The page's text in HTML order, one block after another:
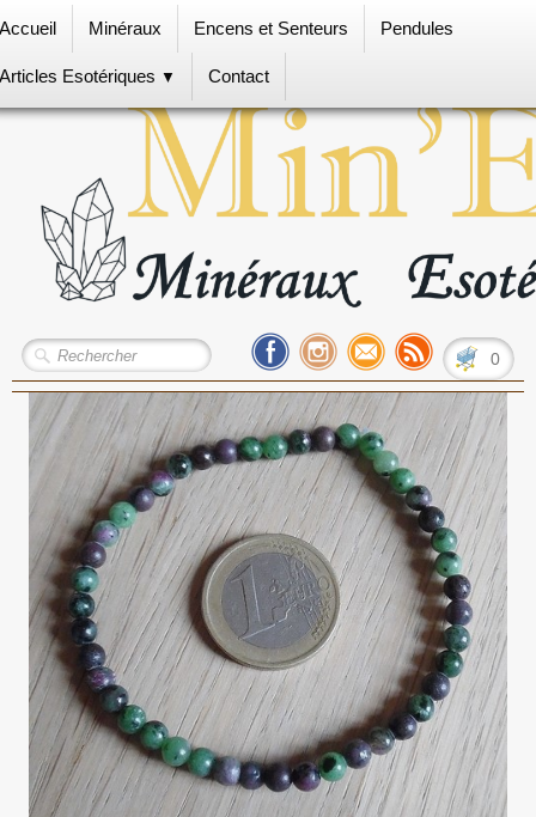
Accueil Minéraux Encens et Senteurs Pendules
Articles Esotériques ▼ Contact
0